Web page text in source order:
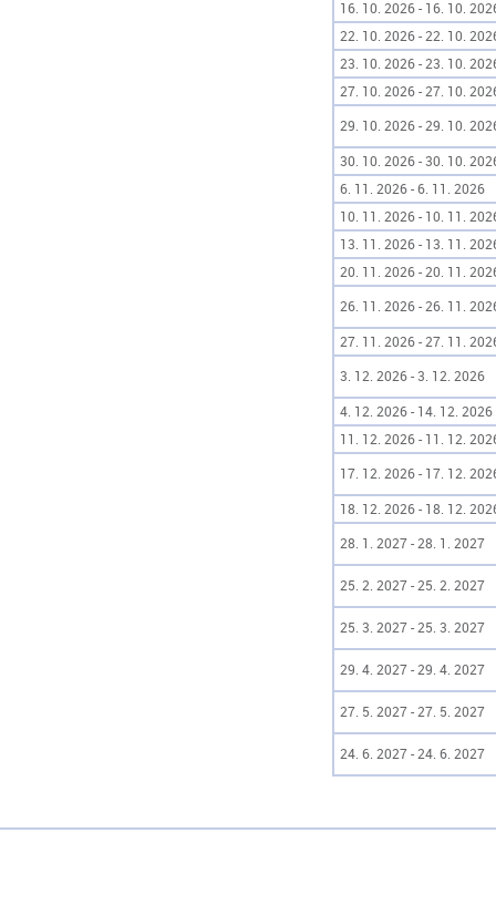
16. 10. 2026 - 16. 10.
22. 10. 2026 - 22. 10.
23. 10. 2026 - 23. 10.
27. 10. 2026 - 27. 10.
29. 10. 2026 - 29. 10.
30. 10. 2026 - 30. 10.
6. 11. 2026 - 6. 11. 2026
10. 11. 2026 - 10. 11.
13. 11. 2026 - 13. 11.
20. 11. 2026 - 20. 11.
26. 11. 2026 - 26. 11.
27. 11. 2026 - 27. 11.
3. 12. 2026 - 3. 12. 2026
4. 12. 2026 - 14. 12. 2026
11. 12. 2026 - 11. 12.
17. 12. 2026 - 17. 12.
18. 12. 2026 - 18. 12.
28. 1. 2027 - 28. 1. 2027
25. 2. 2027 - 25. 2. 2027
25. 3. 2027 - 25. 3. 2027
29. 4. 2027 - 29. 4. 2027
27. 5. 2027 - 27. 5. 2027
24. 6. 2027 - 24. 6. 2027